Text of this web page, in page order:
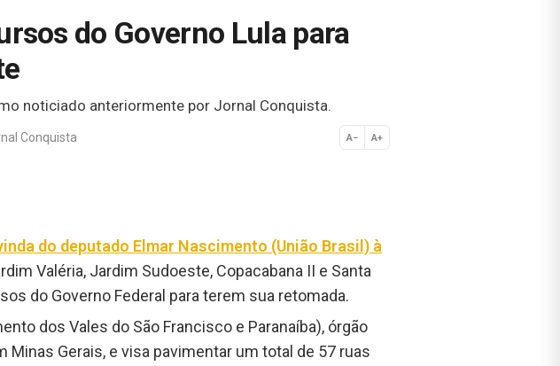
do Governo Lula para
noticiado anteriormente por Jornal Conquista.
Conquista A− A+
Normal
do deputado Elmar Nascimento (União Brasil) à
Valéria, Jardim Sudoeste, Copacabana II e Santa
do Governo Federal para terem sua retomada.
dos Vales do São Francisco e Paranaíba), órgão
Gerais, e visa pavimentar um total de 57 ruas